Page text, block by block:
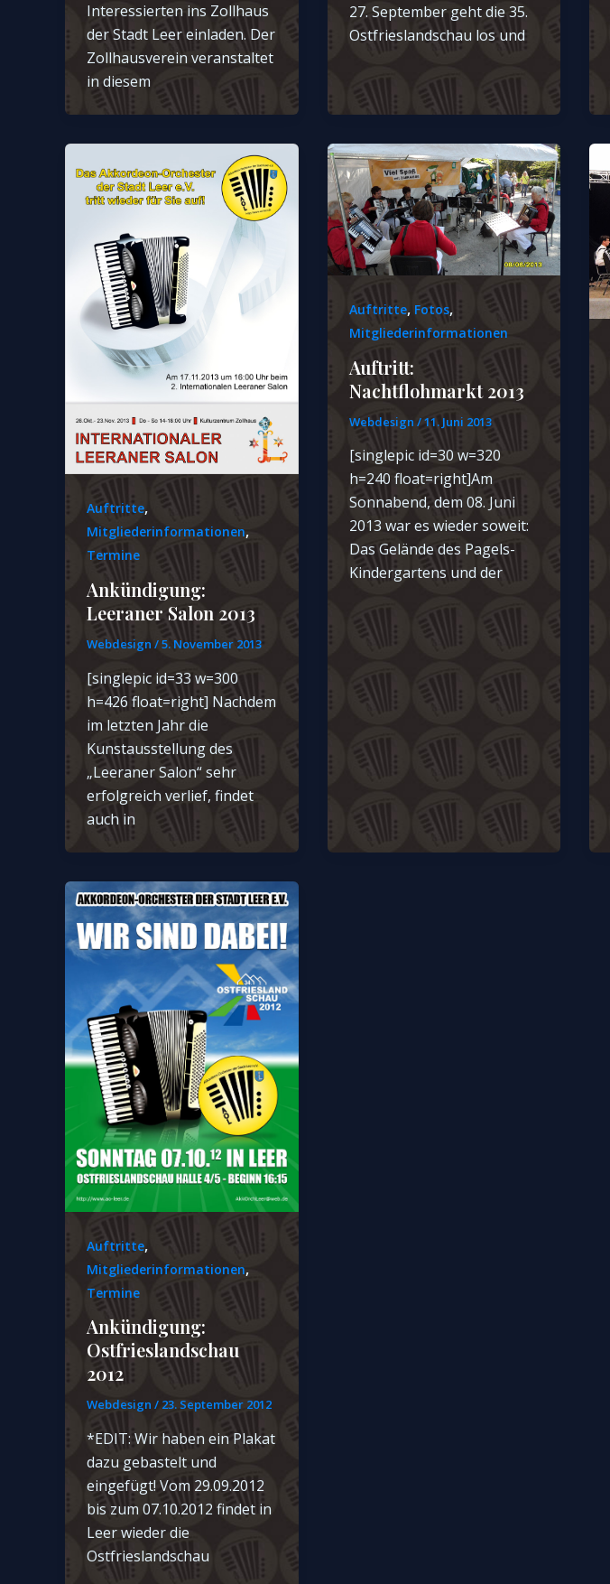
Interessierten ins Zollhaus
der Stadt Leer einladen. Der
Zollhausverein veranstaltet
in diesem
27. September geht die 35.
Ostfrieslandschau los und
Auftritte,
Mitgliederinformationen,
Termine
Ankündigung:
Leeraner Salon 2013
Webdesign /5. November 2013
[singlepic id=33 w=300
h=426 float=right] Nachdem
im letzten Jahr die
Kunstausstellung des
„Leeraner Salon“ sehr
erfolgreich verlief, findet
auch in
Auftritte, Fotos,
Mitgliederinformationen
Auftritt:
Nachtflohmarkt 2013
Webdesign /11. Juni 2013
[singlepic id=30 w=320
h=240 float=right]Am
Sonnabend, dem 08. Juni
2013 war es wieder soweit:
Das Gelände des Pagels-
Kindergartens und der
Auftritte,
Mitgliederinformationen,
Termine
Ankündigung:
Ostfrieslandschau
2012
Webdesign / 23. September 2012
*EDIT: Wir haben ein Plakat
dazu gebastelt und
eingefügt! Vom 29.09.2012
bis zum 07.10.2012 findet in
Leer wieder die
Ostfrieslandschau